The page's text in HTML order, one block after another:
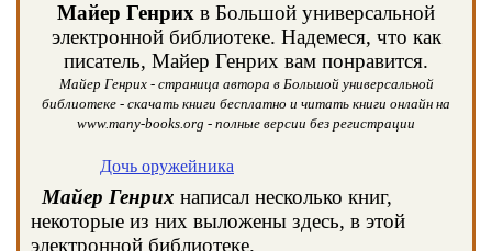
Майер Генрих в Большой универсальной
электронной библиотеке. Надемеся, что как
писатель, Майер Генрих вам понравится.
Майер Генрих - страница автора в Большой универсальной
библиотеке - скачать книги бесплатно и читать книги онлайн на
www.many-books.org - полные версии без регистрации
Дочь оружейника
Майер Генрих написал несколько книг,
некоторые из них выложены здесь, в этой
электронной библиотеке.